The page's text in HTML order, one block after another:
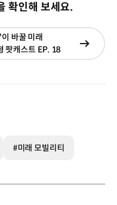
확인해 보세요.
바꿀 미래
팟캐스트 EP. 18
현재
이동
#미래 모빌리티